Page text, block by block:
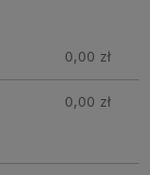
0,00 zł
0,00 zł